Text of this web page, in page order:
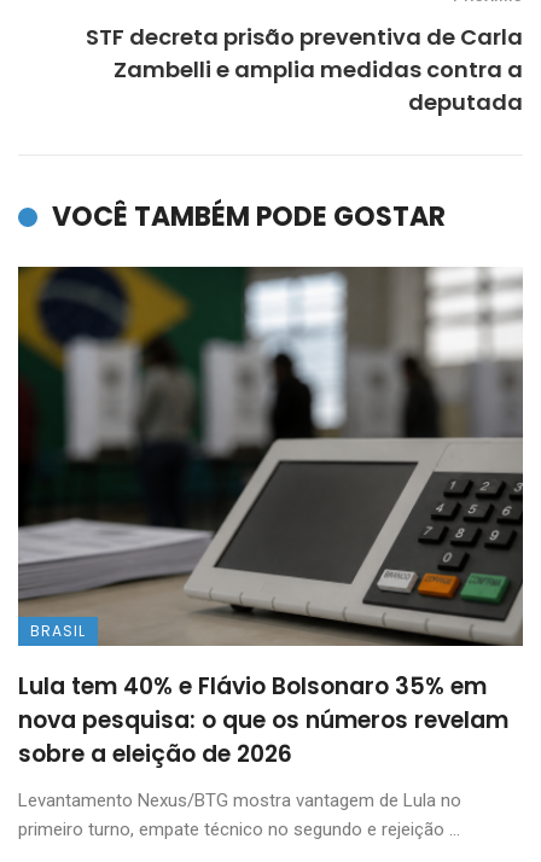
STF decreta prisão preventiva de Carla
Zambelli e amplia medidas contra a
deputada
VOCÊ TAMBÉM PODE GOSTAR
BRASIL
Lula tem 40% e Flávio Bolsonaro 35% em
nova pesquisa: o que os números revelam
sobre a eleição de 2026
Levantamento Nexus/BTG mostra vantagem de Lula no
primeiro turno, empate técnico no segundo e rejeição ...